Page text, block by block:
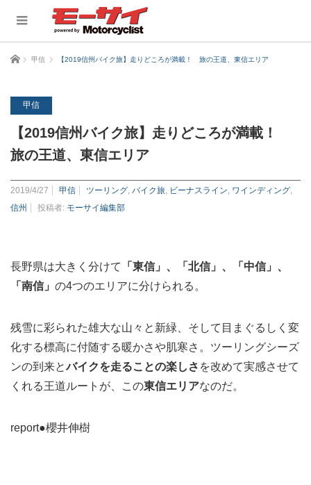
ホーム 甲信 【2019信州バイク旅】走りどころが満載！ 旅の王道、東信エリア
甲信
【2019信州バイク旅】走りどころが満載！
旅の王道、東信エリア
2019/4/27 甲信 ツーリング バイク旅 ビーナスライン ワインディング
信州
投稿者: モーサイ編集部
長野県は大きく分けて
「東信」、「北信」、「中信」、
「南信」 の4つのエリアに分けられる。
残雪に彩られた雄大な山々と新緑、そして目まぐるしく変
化する標高に付随する暖かさや肌寒さ。ツーリングシーズ
ンの到来とバイクを走ることの楽しさ を改めて実感させて
くれる王道ルートが、この東信エリアなのだ。
report●櫻井伸樹